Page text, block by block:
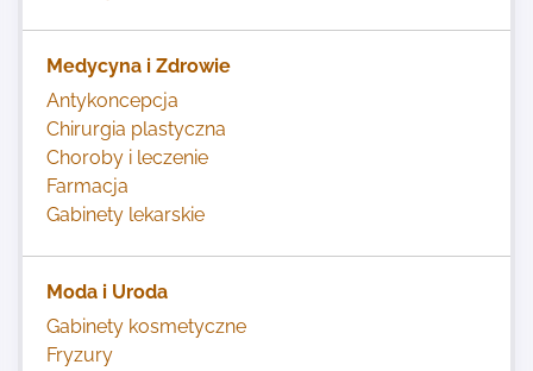
Medycyna i Zdrowie
Antykoncepcja
Chirurgia plastyczna
Choroby i leczenie
Farmacja
Gabinety lekarskie
Moda i Uroda
Gabinety kosmetyczne
Fryzury